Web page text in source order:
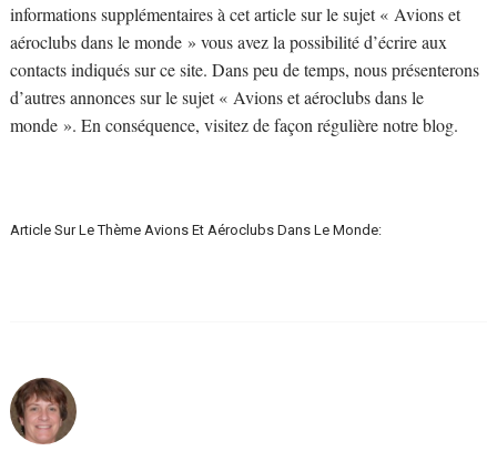
informations supplémentaires à cet article sur le sujet « Avions et
aéroclubs dans le monde » vous avez la possibilité d’écrire aux
contacts indiqués sur ce site. Dans peu de temps, nous présenterons
d’autres annonces sur le sujet « Avions et aéroclubs dans le
monde ». En conséquence, visitez de façon régulière notre blog.
Article Sur Le Thème Avions Et Aéroclubs Dans Le Monde: